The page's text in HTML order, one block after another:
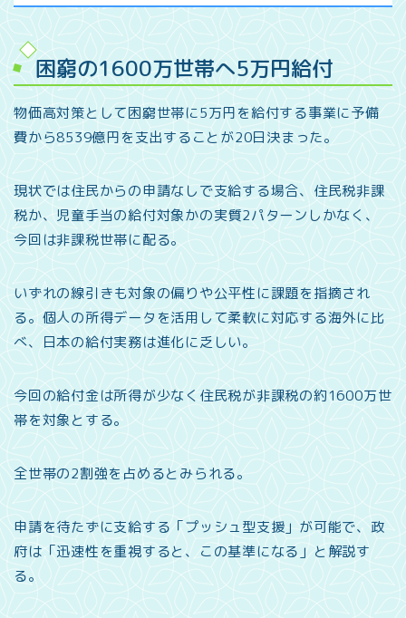
困窮の1600万世帯へ5万円給付
物価高対策として困窮世帯に5万円を給付する事業に予備
費から8539億円を支出することが20日決まった。
現状では住民からの申請なしで支給する場合、住民税非課
税か、児童手当の給付対象かの実質2パターンしかなく、
今回は非課税世帯に配る。
いずれの線引きも対象の偏りや公平性に課題を指摘され
る。個人の所得データを活用して柔軟に対応する海外に比
べ、日本の給付実務は進化に乏しい。
今回の給付金は所得が少なく住民税が非課税の約1600万世
帯を対象とする。
全世帯の2割強を占めるとみられる。
申請を待たずに支給する「プッシュ型支援」が可能で、政
府は「迅速性を重視すると、この基準になる」と解説す
る。